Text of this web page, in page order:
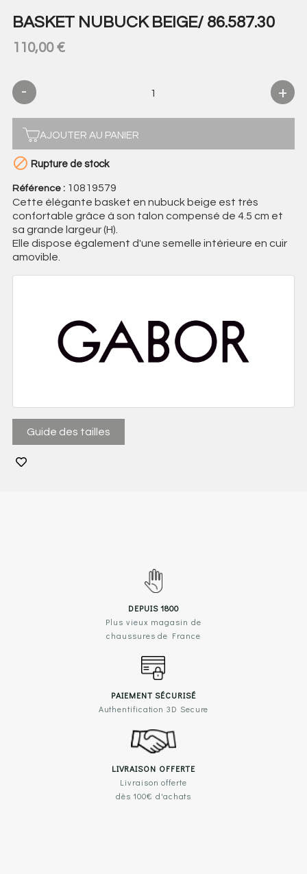
BASKET NUBUCK BEIGE/ 86.587.30
110,00 €
AJOUTER AU PANIER
 Rupture de stock
Référence : 10819579
Cette élégante basket en nubuck beige est très
confortable grâce à son talon compensé de 4.5 cm et
sa grande largeur (H).
Elle dispose également d'une semelle intérieure en cuir
amovible.
Guide des tailles
DEPUIS 1800
Plus vieux magasin de
chaussures de France
PAIEMENT SÉCURISÉ
Authentification 3D Secure
LIVRAISON OFFERTE
Livraison offerte
dès 100€ d'achats